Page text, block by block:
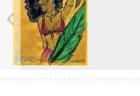
Previous